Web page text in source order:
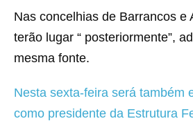
Nas concelhias de Barrancos e
terão lugar “ posteriormente”,
mesma fonte.
Nesta sexta-feira será também
como presidente da Estrutura